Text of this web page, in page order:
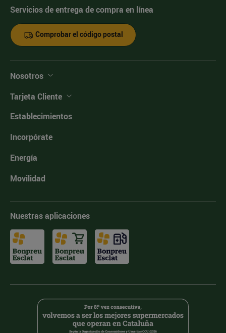
Servicios de entrega de compra en línea
Comprobar el código postal
Nosotros
Tarjeta Cliente
Establecimientos
Incorpórate
Energía
Movilidad
Nuestras aplicaciones